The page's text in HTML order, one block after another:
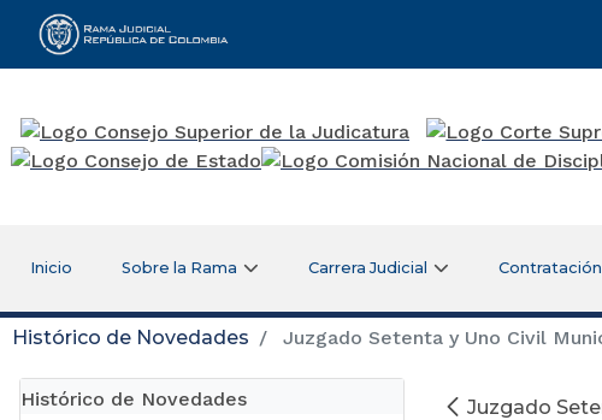
Rama Judicial
Inicio Sobre la Rama Carrera Judicial Contratación
Histórico de Novedades Juzgado Setenta y Uno Civil
Histórico de Novedades
Juzgado